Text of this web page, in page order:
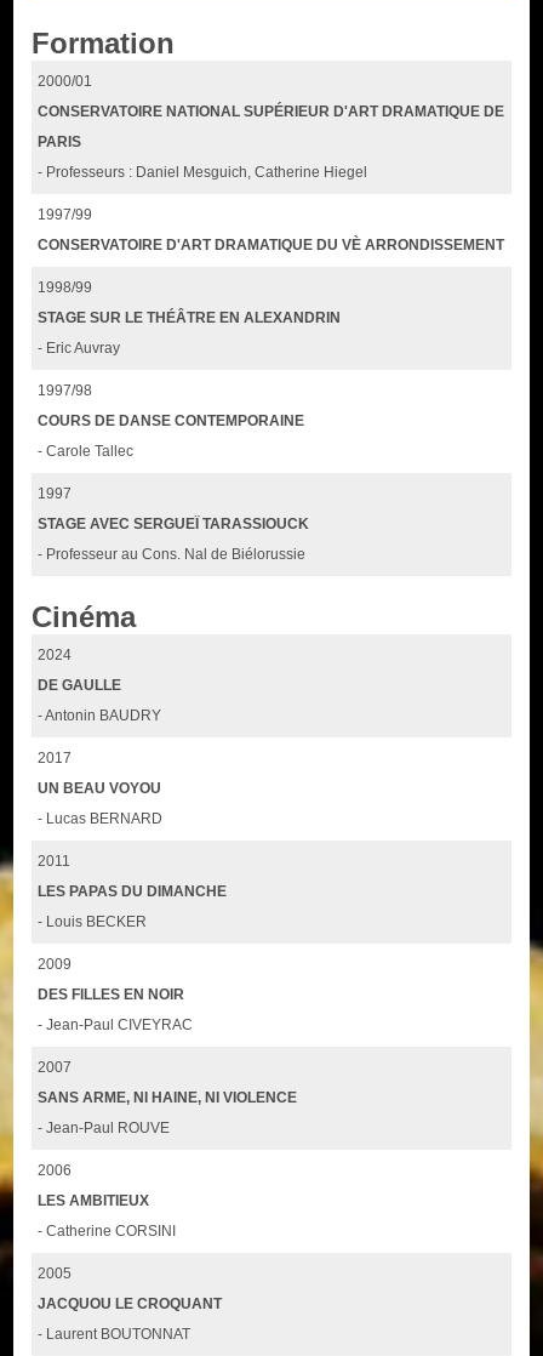
Formation
2000/01
CONSERVATOIRE NATIONAL SUPÉRIEUR D'ART DRAMATIQUE DE
PARIS
- Professeurs : Daniel Mesguich, Catherine Hiegel
1997/99
CONSERVATOIRE D'ART DRAMATIQUE DU VÈ ARRONDISSEMENT
1998/99
STAGE SUR LE THÉÂTRE EN ALEXANDRIN
- Eric Auvray
1997/98
COURS DE DANSE CONTEMPORAINE
- Carole Tallec
1997
STAGE AVEC SERGUEÏ TARASSIOUCK
- Professeur au Cons. Nal de Biélorussie
Cinéma
2024
DE GAULLE
- Antonin BAUDRY
2017
UN BEAU VOYOU
- Lucas BERNARD
2011
LES PAPAS DU DIMANCHE
- Louis BECKER
2009
DES FILLES EN NOIR
- Jean-Paul CIVEYRAC
2007
SANS ARME, NI HAINE, NI VIOLENCE
- Jean-Paul ROUVE
2006
LES AMBITIEUX
- Catherine CORSINI
2005
JACQUOU LE CROQUANT
- Laurent BOUTONNAT